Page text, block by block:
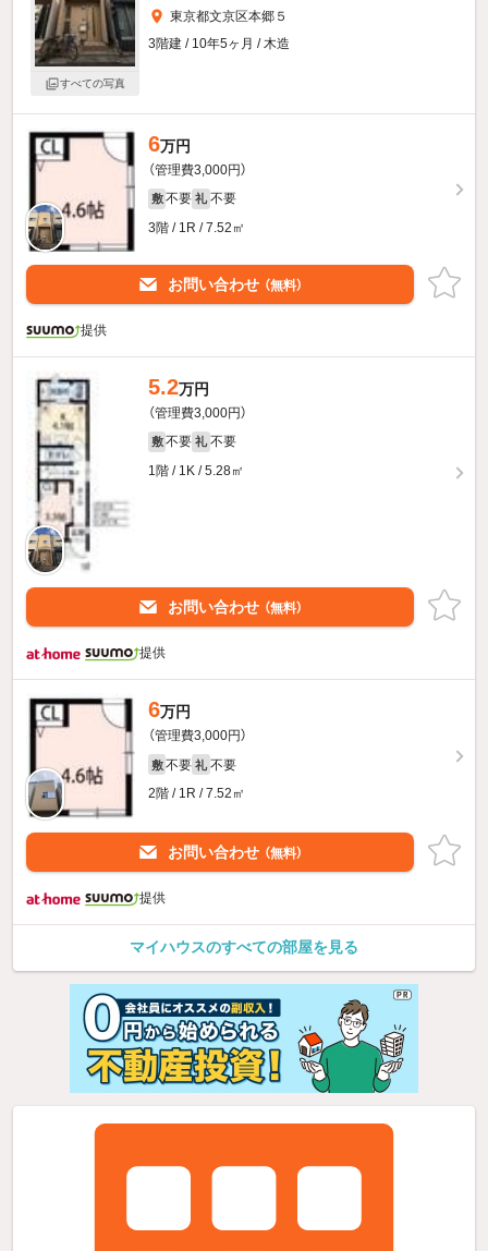
すべての写真
東京都文京区本郷５
3階建 / 10年5ヶ月 / 木造
6万円
（管理費3,000円）
敷 不要 礼 不要
3階 / 1R / 7.52㎡
お問い合わせ （無料）
提供
5.2万円
（管理費3,000円）
敷 不要 礼 不要
1階 / 1K / 5.28㎡
お問い合わせ （無料）
提供
6万円
（管理費3,000円）
敷 不要 礼 不要
2階 / 1R / 7.52㎡
お問い合わせ （無料）
提供
マイハウスのすべての部屋を見る